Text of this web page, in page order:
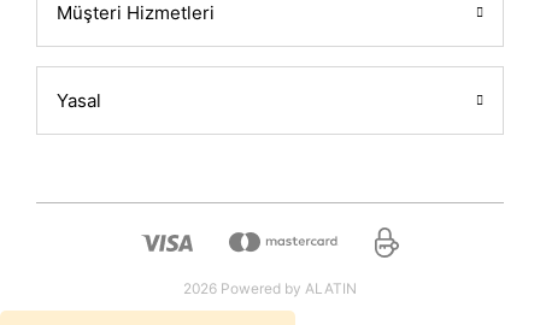
Müşteri Hizmetleri
Yasal
2026 Powered by ALATIN